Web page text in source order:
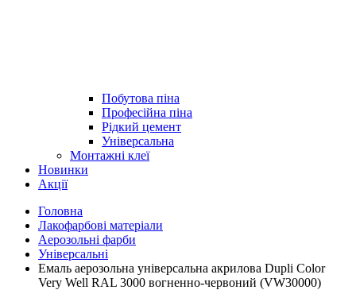
Побутова піна
Професійна піна
Рідкий цемент
Універсальна
Монтажні клеї
Новинки
Акції
Головна
Лакофарбові матеріали
Аерозольні фарби
Універсальні
Емаль аерозольна універсальна акрилова Dupli Color
Very Well RAL 3000 вогненно-червоний (VW30000)